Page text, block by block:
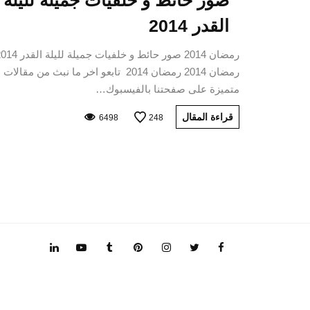
القدر 2014
رمضان 2014 صور حائط و خلفيات جميلة
رمضان 2014 رمضان 2014 تابعو اخر ما نبث من مقالات
متميزة على صفحتنا بالفيسبوك…
قراءة المقال 248
6498